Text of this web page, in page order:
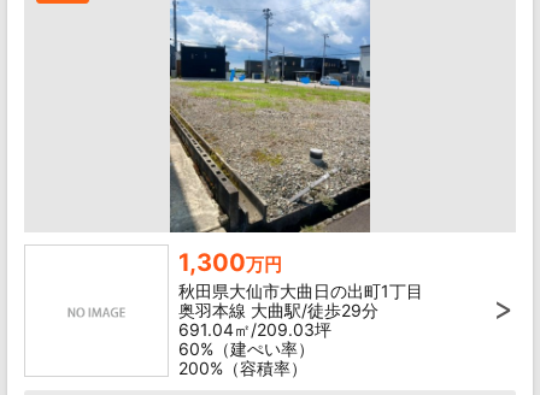
1,300万円
秋田県大仙市大曲日の出町1丁目
奥羽本線 大曲駅/徒歩29分
691.04㎡/209.03坪
60%（建ぺい率）
200%（容積率）